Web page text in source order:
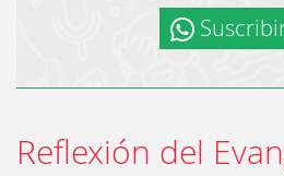
Reflexión del